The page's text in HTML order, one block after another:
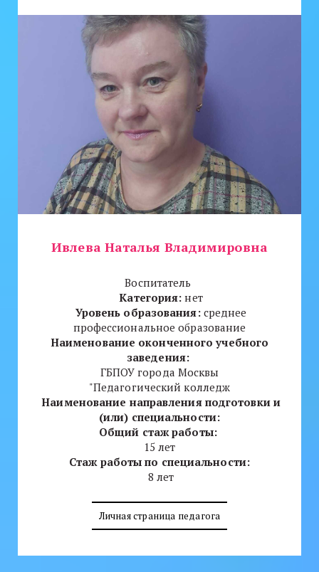
Ивлева Наталья Владимировна
Воспитатель
Категория: нет
Уровень образования:среднее
профессиональное образование
Наименование оконченного учебного
заведения:
ГБПОУ города Москвы
"Педагогический колледж
Наименование направления подготовки и
(или) специальности:
Общий стаж работы:
15 лет
Стаж работы по специальности:
8 лет
Личная страница педагога